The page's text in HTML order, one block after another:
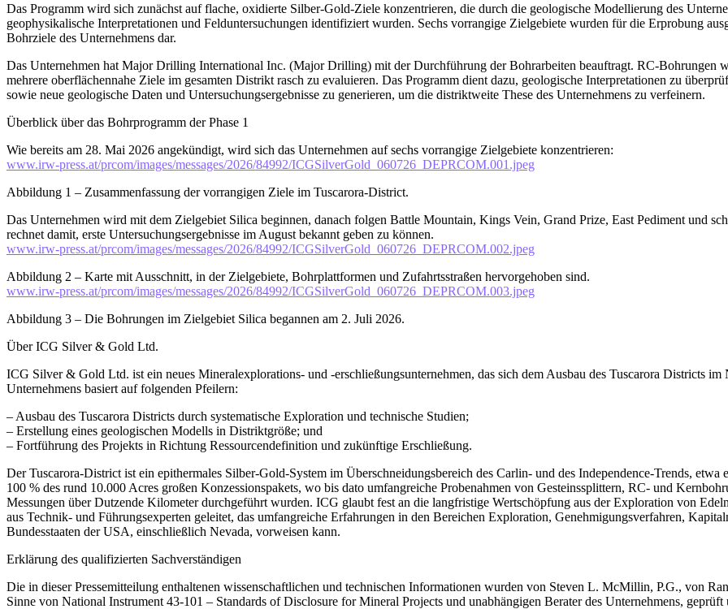
Das Programm wird sich zunächst auf flache, oxidierte Silber-Gold-Ziele konzentrieren, die durch die geologische Modellierung des
geophysikalische Interpretationen und Felduntersuchungen identifiziert wurden. Sechs vorrangige Zielgebiete wurden für die Erprobung
Bohrziele des Unternehmens dar.
Das Unternehmen hat Major Drilling International Inc. (Major Drilling) mit der Durchführung der Bohrarbeiten beauftragt. RC-Bohrungen
mehrere oberflächennahe Ziele im gesamten Distrikt rasch zu evaluieren. Das Programm dient dazu, geologische Interpretationen zu
sowie neue geologische Daten und Untersuchungsergebnisse zu generieren, um die distriktweite These des Unternehmens zu verfeinern.
Überblick über das Bohrprogramm der Phase 1
Wie bereits am 28. Mai 2026 angekündigt, wird sich das Unternehmen auf sechs vorrangige Zielgebiete konzentrieren:
www.irw-press.at/prcom/images/messages/2026/84992/ICGSilverGold_060726_DEPRCOM.001.jpeg
Abbildung 1 – Zusammenfassung der vorrangigen Ziele im Tuscarora-District.
Das Unternehmen wird mit dem Zielgebiet Silica beginnen, danach folgen Battle Mountain, Kings Vein, Grand Prize, East Pediment und
rechnet damit, erste Untersuchungsergebnisse im August bekannt geben zu können.
www.irw-press.at/prcom/images/messages/2026/84992/ICGSilverGold_060726_DEPRCOM.002.jpeg
Abbildung 2 – Karte mit Ausschnitt, in der Zielgebiete, Bohrplattformen und Zufahrtsstraßen hervorgehoben sind.
www.irw-press.at/prcom/images/messages/2026/84992/ICGSilverGold_060726_DEPRCOM.003.jpeg
Abbildung 3 – Die Bohrungen im Zielgebiet Silica begannen am 2. Juli 2026.
Über ICG Silver & Gold Ltd.
ICG Silver & Gold Ltd. ist ein neues Mineralexplorations- und -erschließungsunternehmen, das sich dem Ausbau des Tuscarora Districts
Unternehmens basiert auf folgenden Pfeilern:
– Ausbau des Tuscarora Districts durch systematische Exploration und technische Studien;
– Erstellung eines geologischen Modells in Distriktgröße; und
– Fortführung des Projekts in Richtung Ressourcendefinition und zukünftige Erschließung.
Der Tuscarora-District ist ein epithermales Silber-Gold-System im Überschneidungsbereich des Carlin- und des Independence-Trends,
100 % des rund 10.000 Acres großen Konzessionspakets, wo bis dato umfangreiche Probenahmen von Gesteinssplittern, RC- und
Messungen über Dutzende Kilometer durchgeführt wurden. ICG glaubt fest an die langfristige Wertschöpfung aus der Exploration von
aus Technik- und Führungsexperten geleitet, das umfangreiche Erfahrungen in den Bereichen Exploration, Genehmigungsverfahren,
Bundesstaaten der USA, einschließlich Nevada, vorweisen kann.
Erklärung des qualifizierten Sachverständigen
Die in dieser Pressemitteilung enthaltenen wissenschaftlichen und technischen Informationen wurden von Steven L. McMillin, P.G., von
Sinne von National Instrument 43-101 – Standards of Disclosure for Mineral Projects und unabhängigen Berater des Unternehmens, geprüft